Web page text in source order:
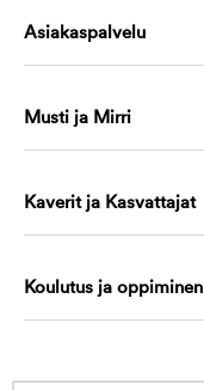
Asiakaspalvelu
Musti ja Mirri
Kaverit ja Kasvattajat
Koulutus ja oppiminen